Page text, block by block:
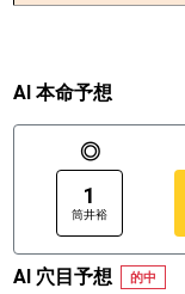
AI 本命予想
◎
1
筒井裕
AI 穴目予想 的中